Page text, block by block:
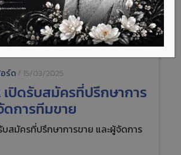
ร์ด/ 15/03/2025
เปิดรับสมัครที่ปรึกษาการ
ดการทีมขาย
บสมัครที่ปรึกษาการขาย และผู้จัดการ